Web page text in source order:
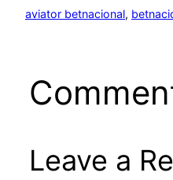
aviator betnacional,
Leave a